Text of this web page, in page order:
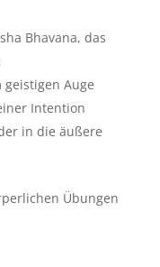
Bhavana, das
Auge
Intention
in die äußere
Übungen